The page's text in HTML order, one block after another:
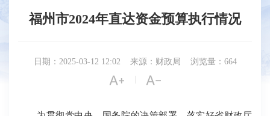
福州市2024年直达资金预算执行情况
日期：2025-03-12 12:02 来源：财政局 浏览量：664
 | 